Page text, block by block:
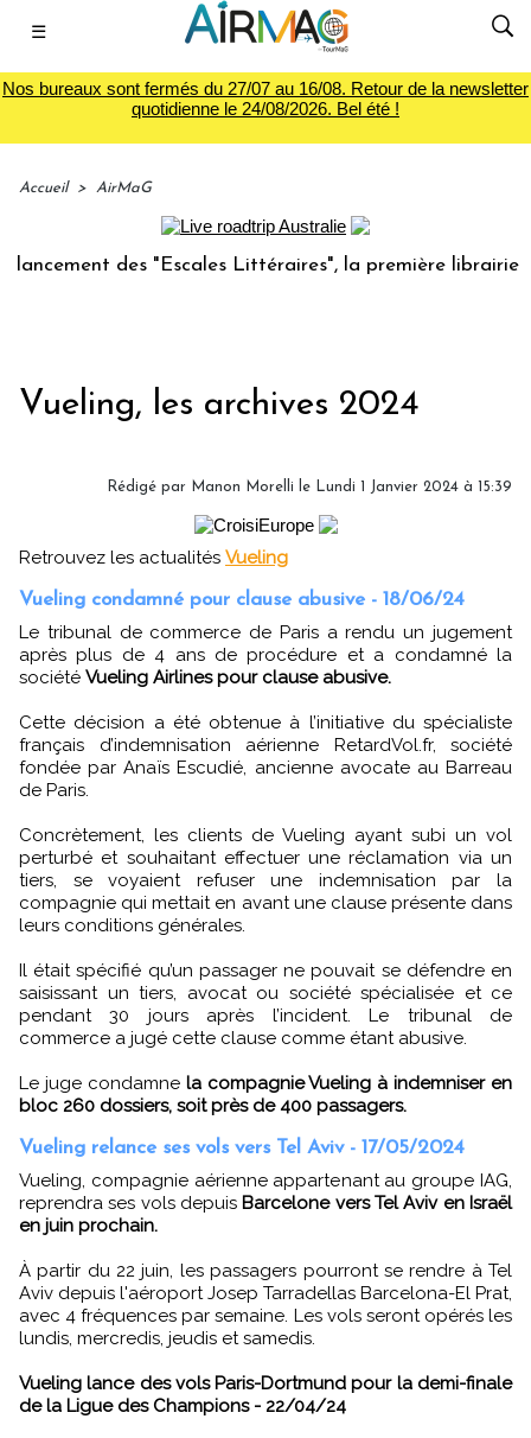
☰
Nos bureaux sont fermés du 27/07 au 16/08. Retour de la newsletter
quotidienne le 24/08/2026. Bel été !
Accueil > AirMaG
des "Escales Littéraires", la première librairie du
Vueling, les archives 2024
Rédigé par Manon Morelli le Lundi 1 Janvier 2024 à 15:39
Retrouvez les actualités Vueling
Vueling condamné pour clause abusive - 18/06/24
Le tribunal de commerce de Paris a rendu un jugement
après plus de 4 ans de procédure et a condamné la
société Vueling Airlines pour clause abusive.
Cette décision a été obtenue à l’initiative du spécialiste
français d’indemnisation aérienne RetardVol.fr, société
fondée par Anaïs Escudié, ancienne avocate au Barreau
de Paris.
Concrètement, les clients de Vueling ayant subi un vol
perturbé et souhaitant effectuer une réclamation via un
tiers, se voyaient refuser une indemnisation par la
compagnie qui mettait en avant une clause présente dans
leurs conditions générales.
Il était spécifié qu’un passager ne pouvait se défendre en
saisissant un tiers, avocat ou société spécialisée et ce
pendant 30 jours après l’incident. Le tribunal de
commerce a jugé cette clause comme étant abusive.
Le juge condamne la compagnie Vueling à indemniser en
bloc 260 dossiers, soit près de 400 passagers.
Vueling relance ses vols vers Tel Aviv - 17/05/2024
Vueling, compagnie aérienne appartenant au groupe IAG,
reprendra ses vols depuis Barcelone vers Tel Aviv en Israël
en juin prochain.
À partir du 22 juin, les passagers pourront se rendre à Tel
Aviv depuis l'aéroport Josep Tarradellas Barcelona-El Prat,
avec 4 fréquences par semaine. Les vols seront opérés les
lundis, mercredis, jeudis et samedis.
Vueling lance des vols Paris-Dortmund pour la demi-finale
de la Ligue des Champions - 22/04/24